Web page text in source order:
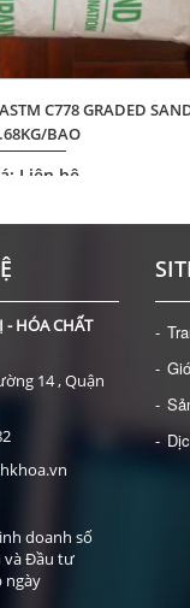
C778 GRADED
BAO
Liên hệ
- HÓA CHẤT
14 , Quận
doanh số
và Đầu tư
ngày